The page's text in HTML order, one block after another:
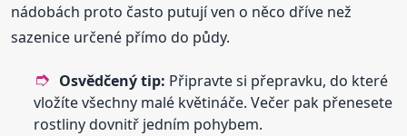
nádobách proto často putují ven o něco dříve než
sazenice určené přímo do půdy.
Osvědčený tip: Připravte si přepravku, do které
vložíte všechny malé květináče. Večer pak přenesete
rostliny dovnitř jedním pohybem.